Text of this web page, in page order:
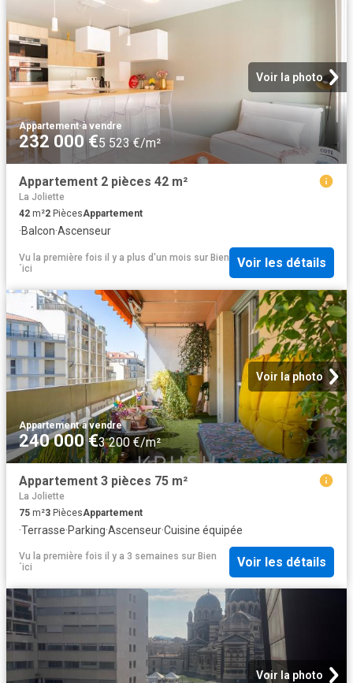
Voir la photo
Appartement·à vendre
232 000 €5 523 €/m²
Appartement 2 pièces 42 m²
La Joliette
42 m²2 PiècesAppartement
·Balcon·Ascenseur
Vu la première fois il y a plus d'un mois sur Bien
´ici
Voir les détails
Voir la photo
Appartement·à vendre
240 000 €3 200 €/m²
Appartement 3 pièces 75 m²
La Joliette
75 m²3 PiècesAppartement
·Terrasse·Parking·Ascenseur·Cuisine équipée
Vu la première fois il y a 3 semaines sur Bien
´ici
Voir les détails
Voir la photo